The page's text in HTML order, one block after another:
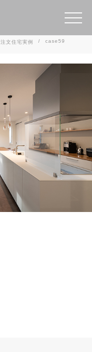
注文住宅実例 case59